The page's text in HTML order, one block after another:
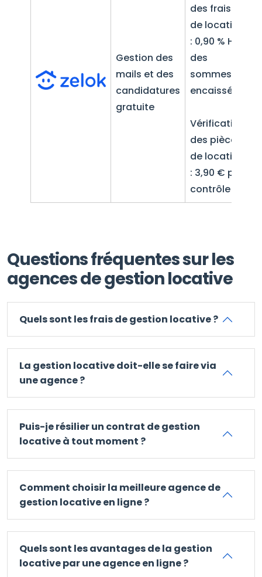
Gestion des
mails et des
candidatures
gratuite
des frais
de location
: 0,90 % HT
des
sommes
encaissées
Vérification
des pièces
de location
: 3,90 € par
contrôle
Questions fréquentes sur les
agences de gestion locative
Quels sont les frais de gestion locative ?
La gestion locative doit-elle se faire via
une agence ?
Puis-je résilier un contrat de gestion
locative à tout moment ?
Comment choisir la meilleure agence de
gestion locative en ligne ?
Quels sont les avantages de la gestion
locative par une agence en ligne ?